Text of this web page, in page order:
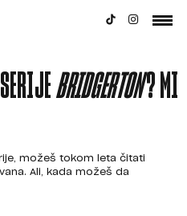
BRIDGERTON? MI
možeš tokom leta čitati
Ali, kada možeš da